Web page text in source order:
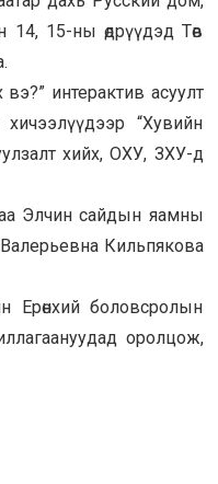
15-ны өдрүүдэд Төв
интерактив асуулт
“Хувийн
хийх, ОХУ, ЗХУ-д
Элчин сайдын яамны
Валерьевна Кильпякова
Ерөнхий боловсролын
оролцож,